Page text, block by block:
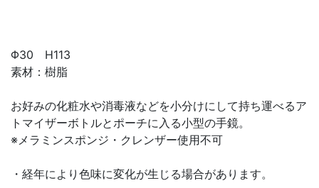
Φ30 H113
素材：樹脂
お好みの化粧水や消毒液などを小分けにして持ち運べるア
トマイザーボトルとポーチに入る小型の手鏡。
※メラミンスポンジ・クレンザー使用不可
・経年により色味に変化が生じる場合があります。